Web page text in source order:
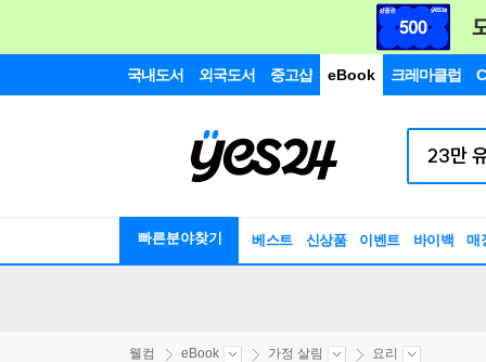
국내도서 외국도서 중고샵 eBook 크레마클럽
빠른분야찾기 베스트 신상품 이벤트 바이백 매
웰컴 eBook 가정 살림 요리